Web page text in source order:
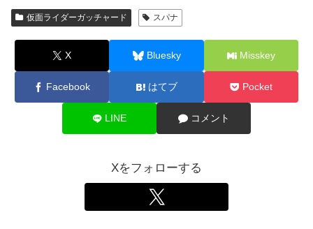
仮面ライダーガッチャード スパナ
X Bluesky Misskey
Facebook はてブ Pocket
LINE コメント
Xをフォローする